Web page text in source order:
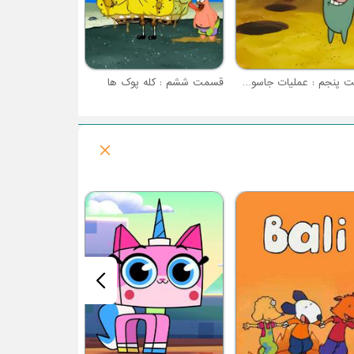
قسمت پنجم : عملیات جاسوسی قسمت ششم : کله پوک ها